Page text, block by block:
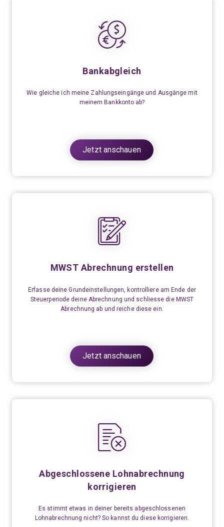
Bankabgleich
Wie gleiche ich meine Zahlungseingänge und Ausgänge mit
meinem Bankkonto ab?
Jetzt anschauen
MWST Abrechnung erstellen
Erfasse deine Grundeinstellungen, kontrolliere am Ende der
Steuerperiode deine Abrechnung und schliesse die MWST
Abrechnung ab und reiche diese ein.
Jetzt anschauen
Abgeschlossene Lohnabrechnung
korrigieren
Es stimmt etwas in deiner bereits abgeschlossenen
Lohnabrechnung nicht? So kannst du diese korrigieren.